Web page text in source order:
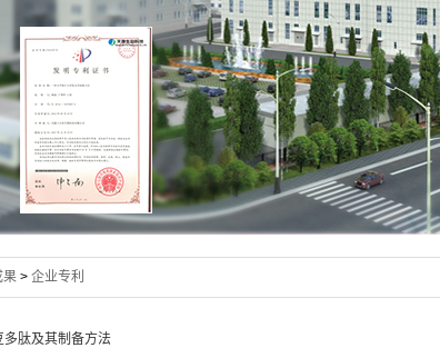
果 > 企业专利
多肽及其制备方法